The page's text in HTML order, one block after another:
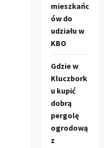
mieszkańc
ów do
udziału w
KBO
Gdzie w
Kluczbork
u kupić
dobrą
pergolę
ogrodową
z